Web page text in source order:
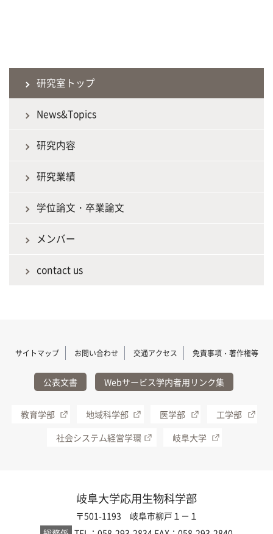
研究室トップ
News&Topics
研究内容
研究業績
学位論文・卒業論文
メンバー
contact us
サイトマップ お問い合わせ 交通アクセス 免責事項・著作権等
公表文書 Webサービス学内者用リンク集
教育学部 地域科学部 医学部
工学部
社会システム経営学環
岐阜大学
岐阜大学応用生物科学部
〒501-1193 岐阜市柳戸１－１